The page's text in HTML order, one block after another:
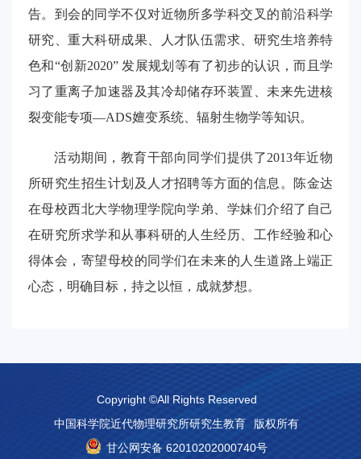
告。到会的同学不仅对近物所多学科交叉的前沿科学
研究、重大科研成果、人才队伍需求、研究生培养特
色和“创新2020” 发展规划等有了初步的认识，而且学
习了重离子加速器及其冷却储存环装置、未来先进核
裂变能专项—ADS嬗变系统、辐射生物学等知识。
活动期间，教育干部向同学们提供了2013年近物
所研究生招生计划及人才招聘等方面的信息。陈金达
在母校西北大学物理学院向学弟、学妹们介绍了自己
在研究所求学和从事科研的人生经历、工作经验和心
得体会，寄望母校的同学们在未来的人生道路上端正
心态，明确目标，持之以恒，成就梦想。
Copyright ©All Rights Reserved
中国科学院近代物理研究所研究生教育
版权所有
甘公网安备 62010202000740号